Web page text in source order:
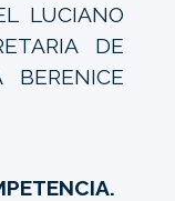
LUCIANO
DE